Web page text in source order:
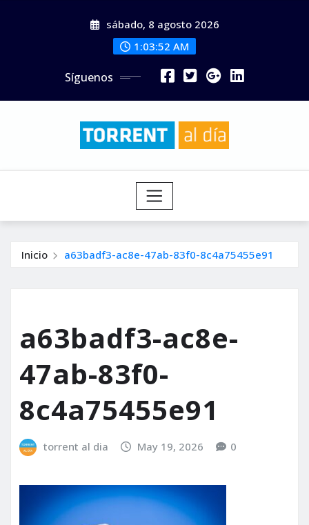
sábado, 8 agosto 2026
1:03:53 AM
Síguenos
Inicio a63badf3-ac8e-47ab-83f0-8c4a75455e91
a63badf3-ac8e-
47ab-83f0-
8c4a75455e91
torrent al dia May 19, 2026 0